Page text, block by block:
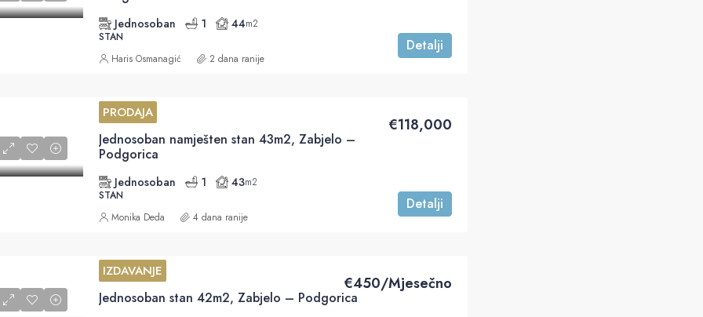
Jednosoban 1 44m2
STAN
Detalji
Haris Osmanagić 2 dana ranije
PRODAJA
Jednosoban namješten stan 43m2, Zabjelo –
Podgorica
€‎118,000
Jednosoban 1 43m2
STAN
Detalji
Monika Deda 4 dana ranije
IZDAVANJE
Jednosoban stan 42m2, Zabjelo – Podgorica
€‎450/Mjesečno